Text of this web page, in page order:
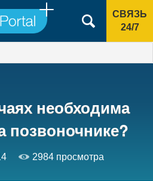
СВЯЗЬ
24/7
необходима
позвоночнике?
2984 просмотра